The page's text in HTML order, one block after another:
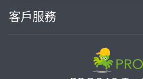
客戶服務